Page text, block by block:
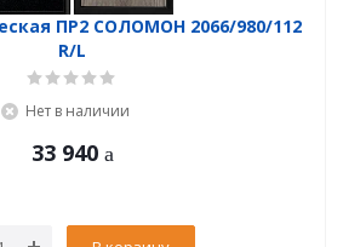
ПР2 СОЛОМОН 2066/980/112
R/L
Нет в наличии
33 940